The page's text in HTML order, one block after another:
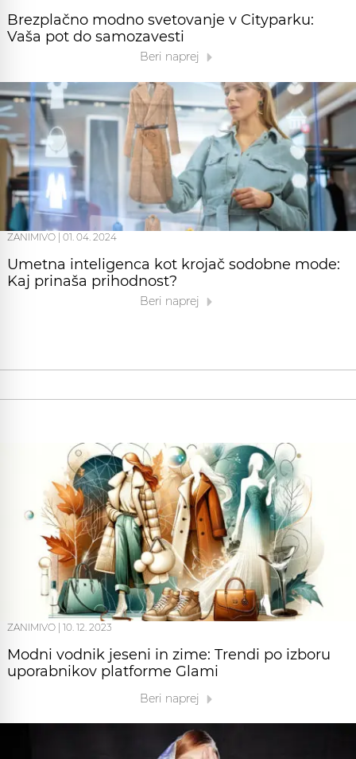
Brezplačno modno svetovanje v Cityparku:
Vaša pot do samozavesti
Beri naprej
ZANIMIVO 01. 04. 2024
Umetna inteligenca kot krojač sodobne mode:
Kaj prinaša prihodnost?
Beri naprej
ZANIMIVO | 10. 12. 2023
Modni vodnik jeseni in zime: Trendi po izboru
uporabnikov platforme Glami
Beri naprej